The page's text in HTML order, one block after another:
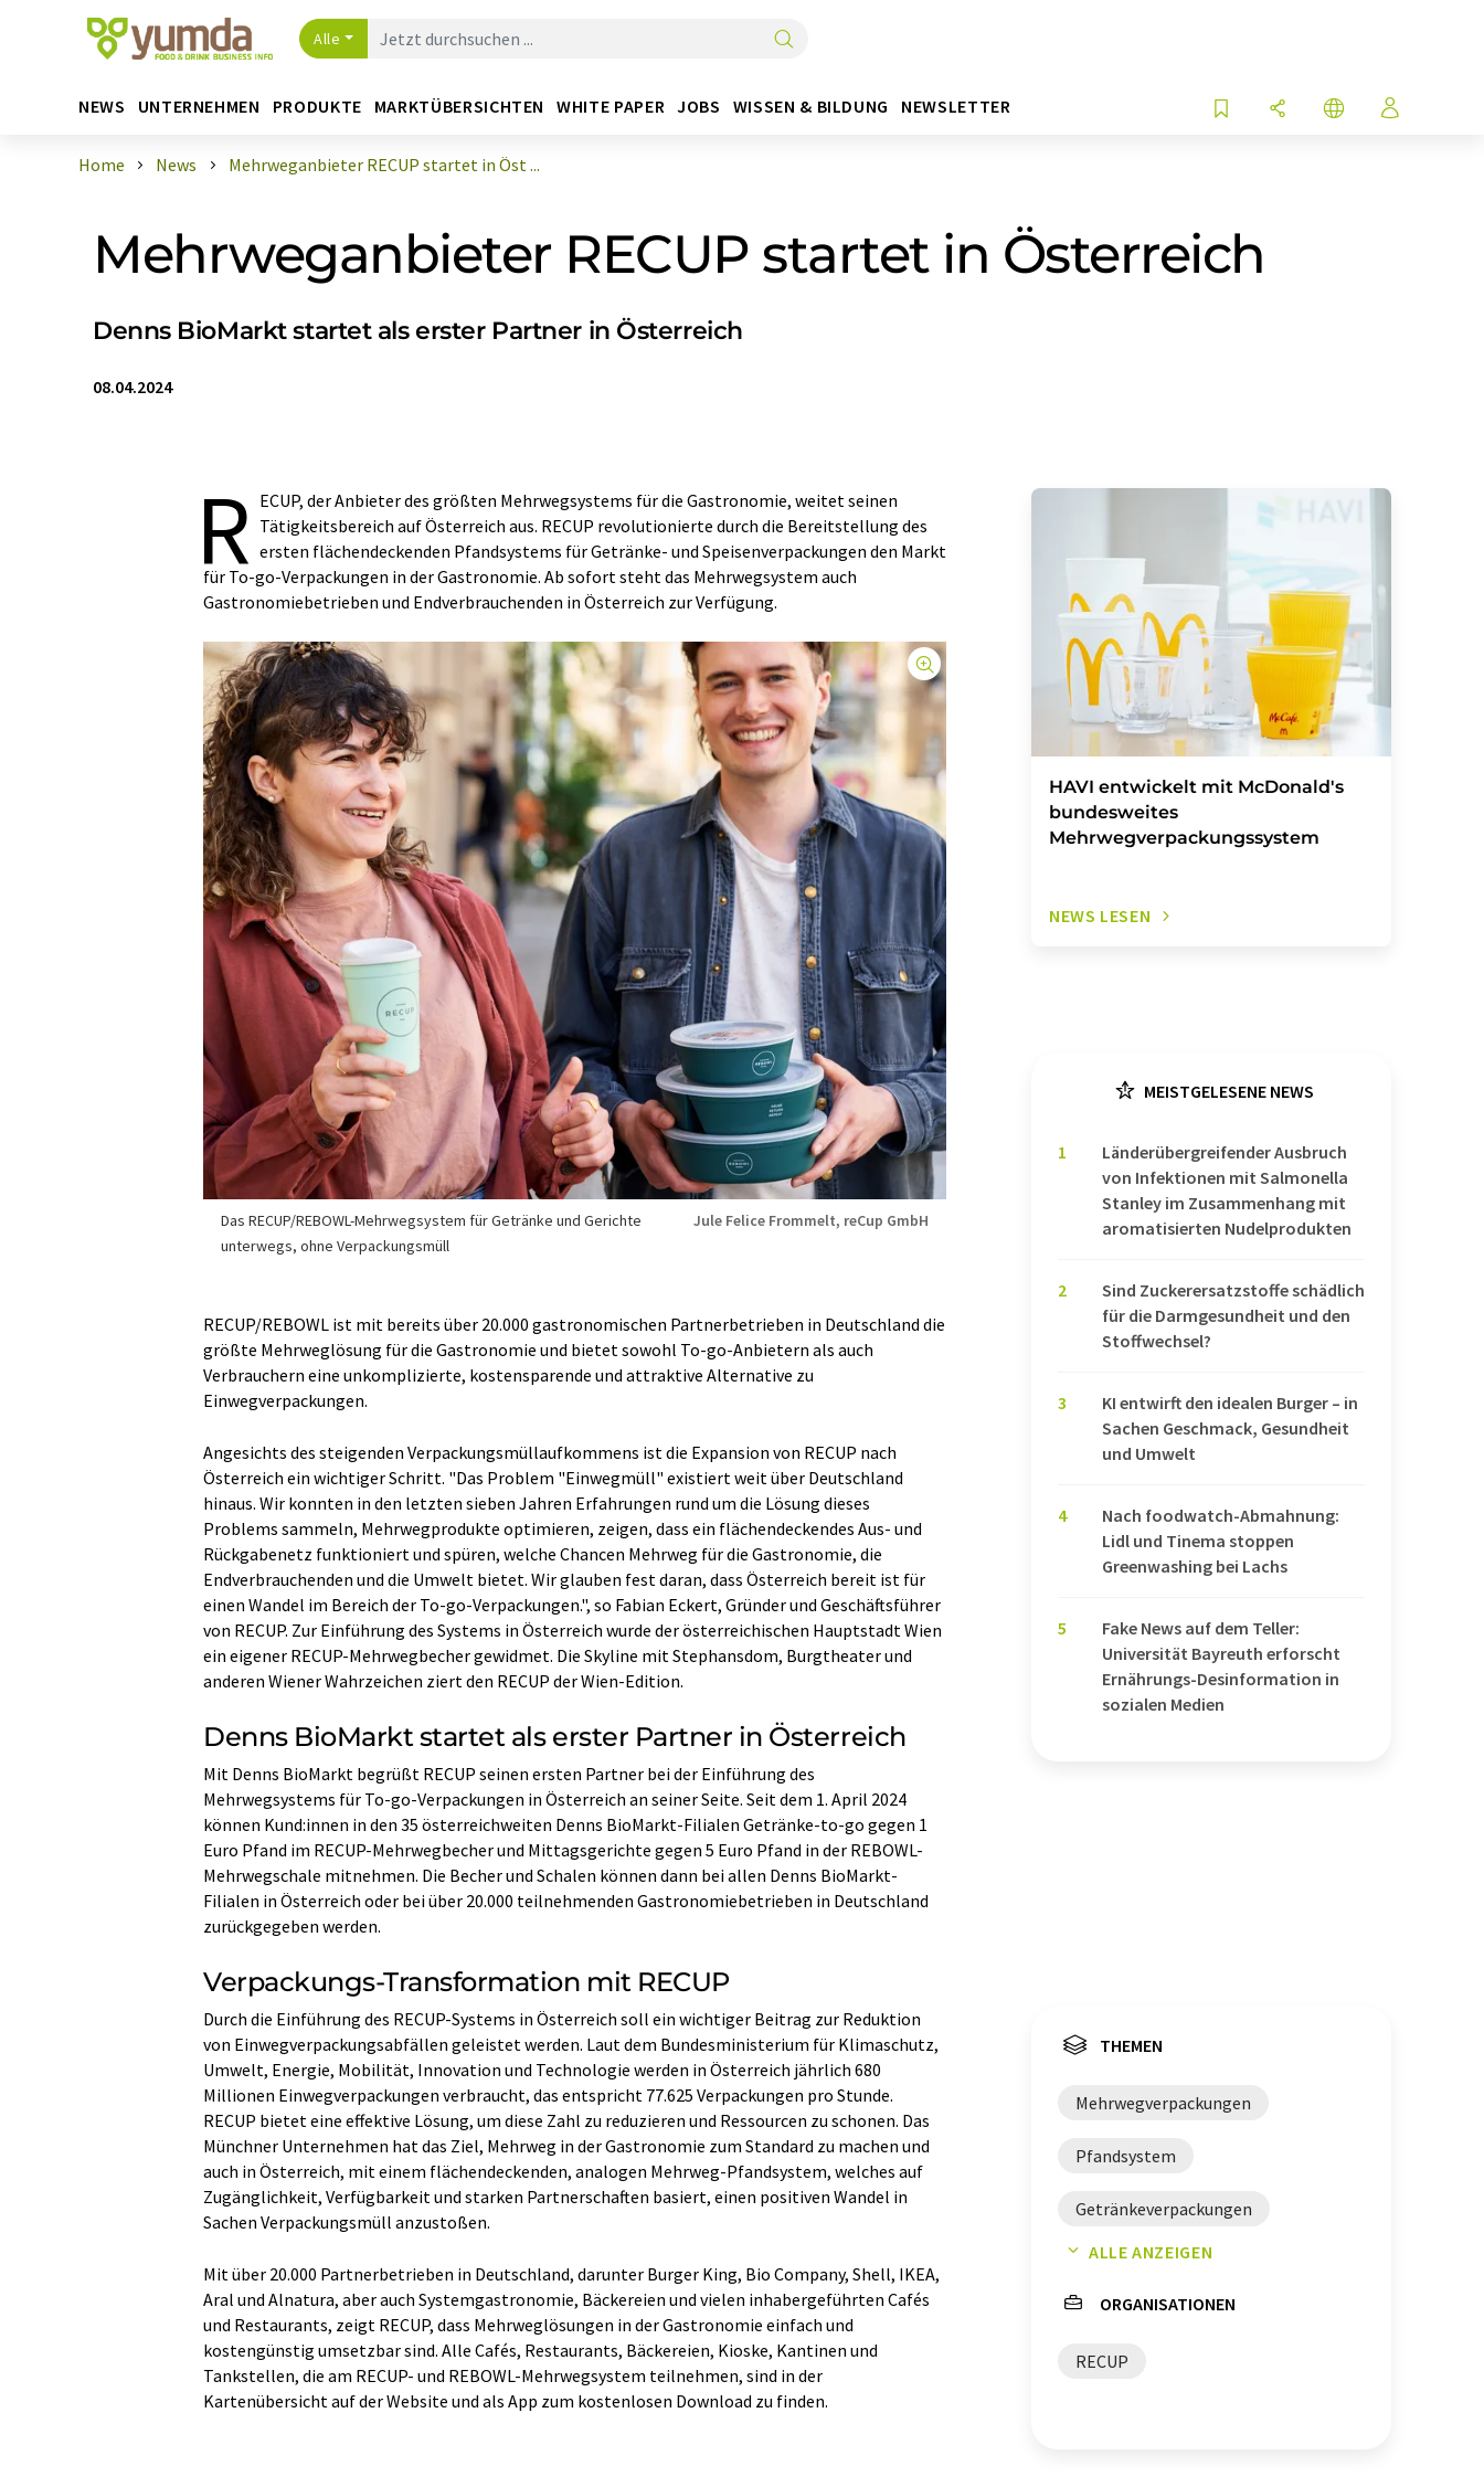
Alle
NEWS UNTERNEHMEN PRODUKTE MARKTÜBERSICHTEN WHITE PAPER JOBS WISSEN & BILDUNG NEWSLETTER
Home News Mehrweganbieter RECUP startet in Öst ...
Mehrweganbieter RECUP startet in Österreich
Denns BioMarkt startet als erster Partner in Österreich
08.04.2024
R ECUP, der Anbieter des größten Mehrwegsystems für die Gastronomie, weitet seinen
Tätigkeitsbereich auf Österreich aus. RECUP revolutionierte durch die Bereitstellung des
ersten flächendeckenden Pfandsystems für Getränke- und Speisenverpackungen den Markt
für To-go-Verpackungen in der Gastronomie. Ab sofort steht das Mehrwegsystem auch
Gastronomiebetrieben und Endverbrauchenden in Österreich zur Verfügung.
Das RECUP/REBOWL-Mehrwegsystem für Getränke und Gerichte
unterwegs, ohne Verpackungsmüll
Jule Felice Frommelt, reCup GmbH
RECUP/REBOWL ist mit bereits über 20.000 gastronomischen Partnerbetrieben in Deutschland die
größte Mehrweglösung für die Gastronomie und bietet sowohl To-go-Anbietern als auch
Verbrauchern eine unkomplizierte, kostensparende und attraktive Alternative zu
Einwegverpackungen.
Angesichts des steigenden Verpackungsmüllaufkommens ist die Expansion von RECUP nach
Österreich ein wichtiger Schritt. "Das Problem "Einwegmüll" existiert weit über Deutschland
hinaus. Wir konnten in den letzten sieben Jahren Erfahrungen rund um die Lösung dieses
Problems sammeln, Mehrwegprodukte optimieren, zeigen, dass ein flächendeckendes Aus- und
Rückgabenetz funktioniert und spüren, welche Chancen Mehrweg für die Gastronomie, die
Endverbrauchenden und die Umwelt bietet. Wir glauben fest daran, dass Österreich bereit ist für
einen Wandel im Bereich der To-go-Verpackungen.", so Fabian Eckert, Gründer und Geschäftsführer
von RECUP. Zur Einführung des Systems in Österreich wurde der österreichischen Hauptstadt Wien
ein eigener RECUP-Mehrwegbecher gewidmet. Die Skyline mit Stephansdom, Burgtheater und
anderen Wiener Wahrzeichen ziert den RECUP der Wien-Edition.
Denns BioMarkt startet als erster Partner in Österreich
Mit Denns BioMarkt begrüßt RECUP seinen ersten Partner bei der Einführung des
Mehrwegsystems für To-go-Verpackungen in Österreich an seiner Seite. Seit dem 1. April 2024
können Kund:innen in den 35 österreichweiten Denns BioMarkt-Filialen Getränke-to-go gegen 1
Euro Pfand im RECUP-Mehrwegbecher und Mittagsgerichte gegen 5 Euro Pfand in der REBOWL-
Mehrwegschale mitnehmen. Die Becher und Schalen können dann bei allen Denns BioMarkt-
Filialen in Österreich oder bei über 20.000 teilnehmenden Gastronomiebetrieben in Deutschland
zurückgegeben werden.
Verpackungs-Transformation mit RECUP
Durch die Einführung des RECUP-Systems in Österreich soll ein wichtiger Beitrag zur Reduktion
von Einwegverpackungsabfällen geleistet werden. Laut dem Bundesministerium für Klimaschutz,
Umwelt, Energie, Mobilität, Innovation und Technologie werden in Österreich jährlich 680
Millionen Einwegverpackungen verbraucht, das entspricht 77.625 Verpackungen pro Stunde.
RECUP bietet eine effektive Lösung, um diese Zahl zu reduzieren und Ressourcen zu schonen. Das
Münchner Unternehmen hat das Ziel, Mehrweg in der Gastronomie zum Standard zu machen und
auch in Österreich, mit einem flächendeckenden, analogen Mehrweg-Pfandsystem, welches auf
Zugänglichkeit, Verfügbarkeit und starken Partnerschaften basiert, einen positiven Wandel in
Sachen Verpackungsmüll anzustoßen.
Mit über 20.000 Partnerbetrieben in Deutschland, darunter Burger King, Bio Company, Shell, IKEA,
Aral und Alnatura, aber auch Systemgastronomie, Bäckereien und vielen inhabergeführten Cafés
und Restaurants, zeigt RECUP, dass Mehrweglösungen in der Gastronomie einfach und
kostengünstig umsetzbar sind. Alle Cafés, Restaurants, Bäckereien, Kioske, Kantinen und
Tankstellen, die am RECUP- und REBOWL-Mehrwegsystem teilnehmen, sind in der
Kartenübersicht auf der Website und als App zum kostenlosen Download zu finden.
HAVI entwickelt mit McDonald's
bundesweites
Mehrwegverpackungssystem
NEWS LESEN
MEISTGELESENE NEWS
1
Länderübergreifender Ausbruch
von Infektionen mit Salmonella
Stanley im Zusammenhang mit
aromatisierten Nudelprodukten
2
Sind Zuckerersatzstoffe schädlich
für die Darmgesundheit und den
Stoffwechsel?
3
KI entwirft den idealen Burger – in
Sachen Geschmack, Gesundheit
und Umwelt
4
Nach foodwatch-Abmahnung:
Lidl und Tinema stoppen
Greenwashing bei Lachs
5
Fake News auf dem Teller:
Universität Bayreuth erforscht
Ernährungs-Desinformation in
sozialen Medien
THEMEN
Mehrwegverpackungen
Pfandsystem
Getränkeverpackungen
Lebensmittelverpackungen
Mehrweg
ALLE ANZEIGEN
ORGANISATIONEN
RECUP